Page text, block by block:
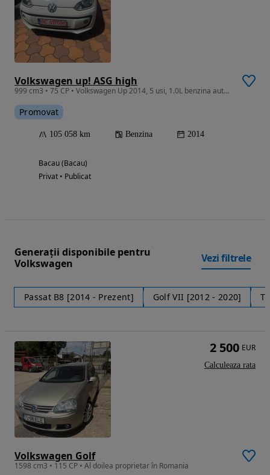
Volkswagen up! ASG high
999 cm3 • 75 CP • Volkswagen Up 2014, 5 usi, 1.0L benzina automata, 75 cp, 105.000km
Promovat
105 058 km Benzina 2014
Bacau (Bacau)
Privat • Publicat
Generații disponibile pentru
Volkswagen
Vezi filtrele
Passat B8 [2014 - Prezent] Golf VII [2012 - 2020]
Volkswagen Golf
1598 cm3 • 115 CP • Al doilea proprietar în Romania
2 500 EUR
Calculeaza rata